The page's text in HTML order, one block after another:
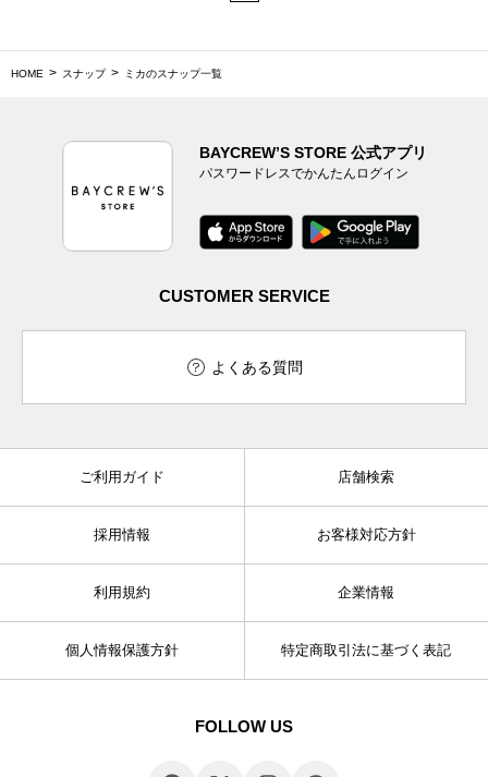
HOME スナップ ミカのスナップ一覧
BAYCREW’S STORE 公式アプリ
パスワードレスでかんたんログイン
CUSTOMER SERVICE
よくある質問
ご利用ガイド 店舗検索
採用情報 お客様対応方針
利用規約 企業情報
個人情報保護方針 特定商取引法に基づく表記
FOLLOW US